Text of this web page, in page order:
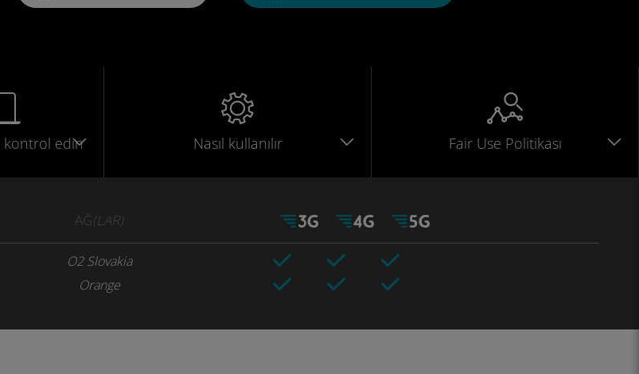
kontrol edin Nasıl kullanılır Fair Use Politikası
AĞ(LAR)
O2 Slovakia
Orange